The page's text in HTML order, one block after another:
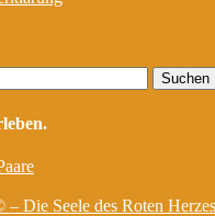
Die Seele des Roten Herzes